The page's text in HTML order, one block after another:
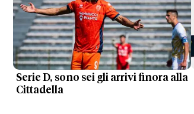
Serie D, sono sei gli arrivi finora alla
Cittadella